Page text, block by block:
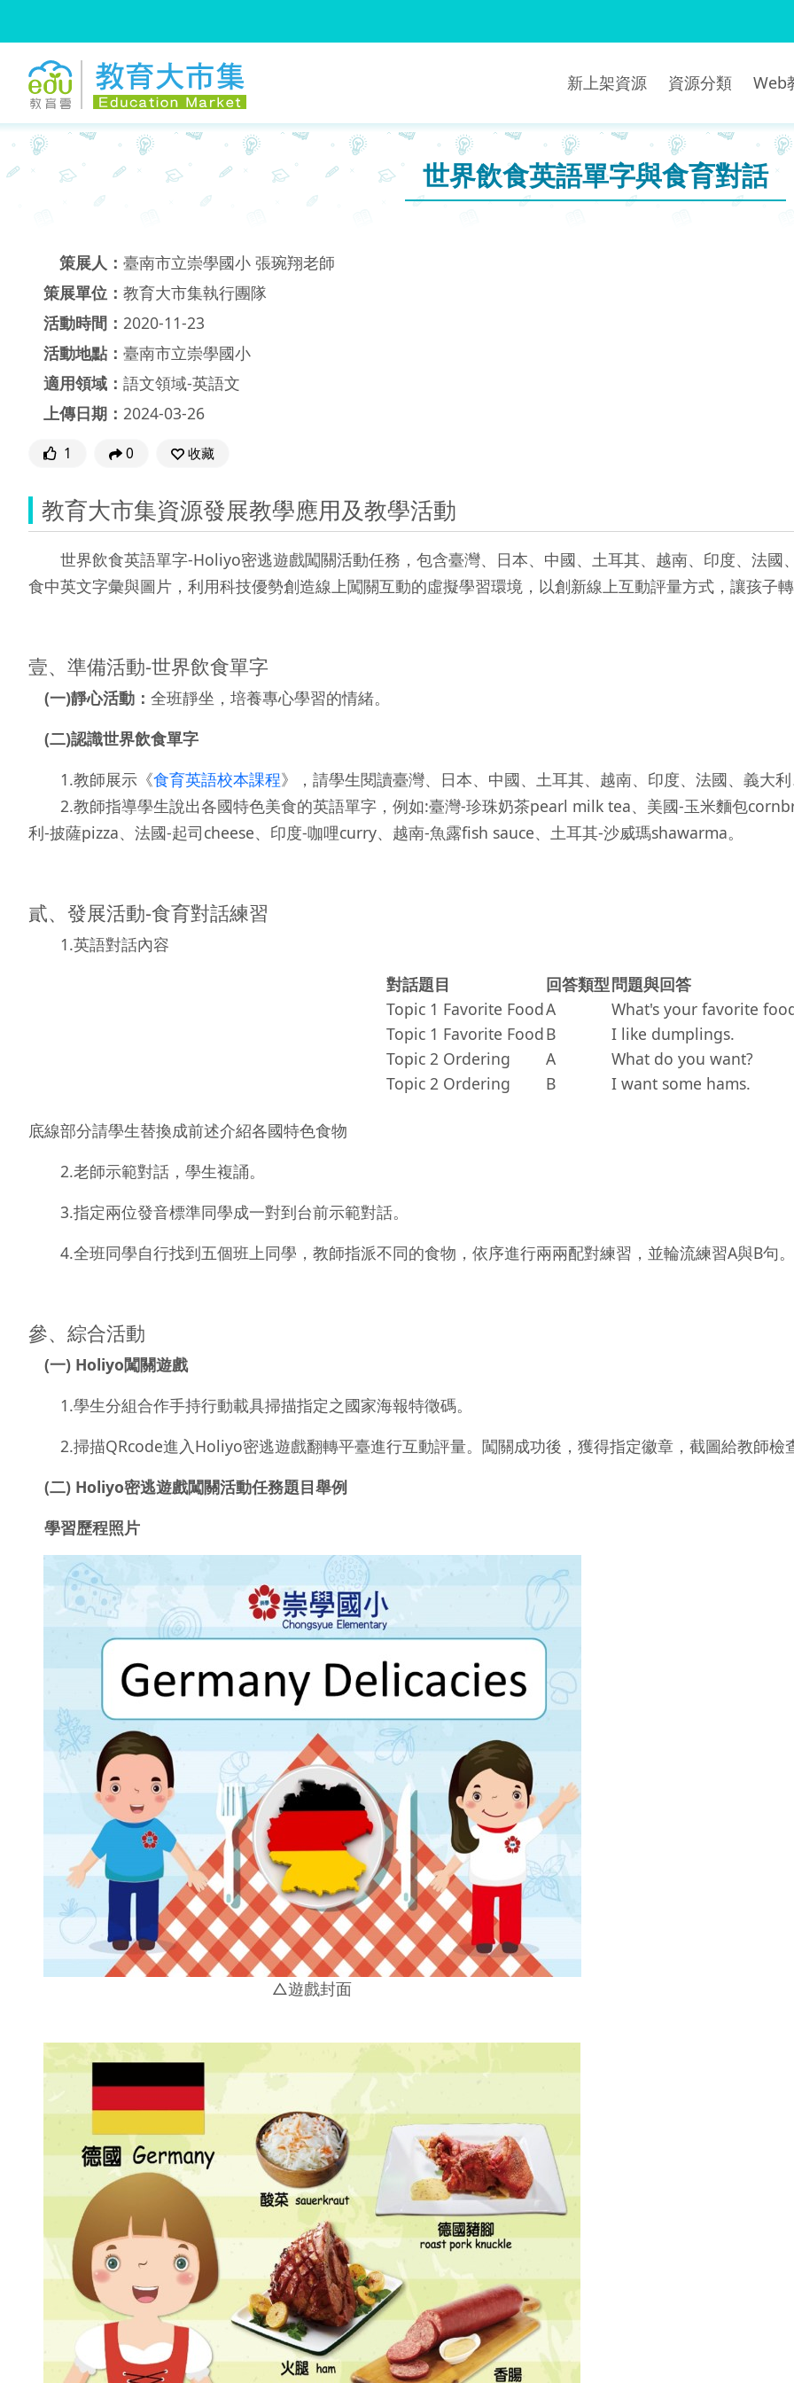
新上架資源 資源分類 Web
世界飲食英語單字與食育對話
策展人： 臺南市立崇學國小 張琬翔老師
策展單位： 教育大市集執行團隊
活動時間： 2020-11-23
活動地點： 臺南市立崇學國小
適用領域： 語文領域-英語文
上傳日期： 2024-03-26
1 0 收藏
教育大市集資源發展教學應用及教學活動
世界飲食英語單字-Holiyo密逃遊戲闖關活動任務，包含臺灣、日本、中國、土耳其、越南、印度、法國
食中英文字彙與圖片，利用科技優勢創造線上闖關互動的虛擬學習環境，以創新線上互動評量方式，讓孩子
壹、準備活動-世界飲食單字
(一)靜心活動： 全班靜坐，培養專心學習的情緒。
(二)認識世界飲食單字
1.教師展示《食育英語校本課程》，請學生閱讀臺灣、日本、中國、土耳其、越南、印度、法國、義大
2.教師指導學生說出各國特色美食的英語單字，例如:臺灣-珍珠奶茶pearl milk tea、美國-玉米麵包
利-披薩pizza、法國-起司cheese、印度-咖哩curry、越南-魚露fish sauce、土耳其-沙威瑪shawarma。
貳、發展活動-食育對話練習
1.英語對話內容
對話題目
回答類型問題與回答
Topic 1 Favorite FoodA
What's your favorite
Topic 1 Favorite FoodB
I like dumplings.
Topic 2 Ordering
A
What do you want?
Topic 2 Ordering
B I want some hams.
底線部分請學生替換成前述介紹各國特色食物
2.老師示範對話，學生複誦。
3.指定兩位發音標準同學成一對到台前示範對話。
4.全班同學自行找到五個班上同學，教師指派不同的食物，依序進行兩兩配對練習，並輪流練習A與B句。
參、綜合活動
(一) Holiyo闖關遊戲
1.學生分組合作手持行動載具掃描指定之國家海報特徵碼。
2.掃描QRcode進入Holiyo密逃遊戲翻轉平臺進行互動評量。闖關成功後，獲得指定徽章，截圖給教師檢
(二) Holiyo密逃遊戲闖關活動任務題目舉例
學習歷程照片
△遊戲封面